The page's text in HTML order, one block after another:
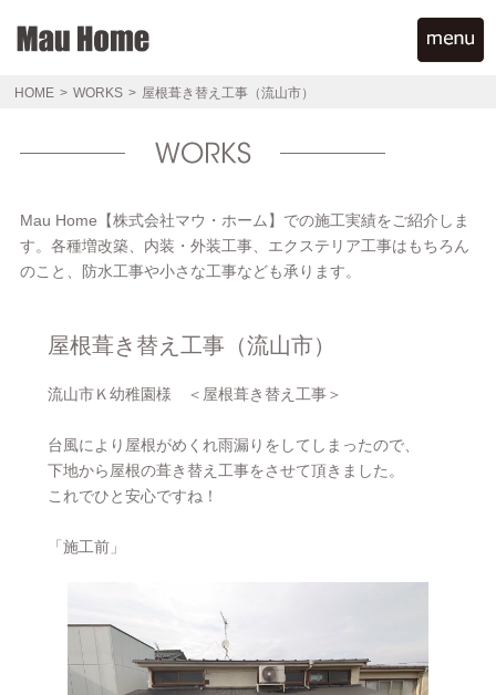
HOME > WORKS > 屋根葺き替え工事（流山市）
Mau Home【株式会社マウ・ホーム】での施工実績をご紹介しま
す。各種増改築、内装・外装工事、エクステリア工事はもちろん
のこと、防水工事や小さな工事なども承ります。
屋根葺き替え工事（流山市）
流山市Ｋ幼稚園様 ＜屋根葺き替え工事＞
台風により屋根がめくれ雨漏りをしてしまったので、
下地から屋根の葺き替え工事をさせて頂きました。
これでひと安心ですね！
「施工前」